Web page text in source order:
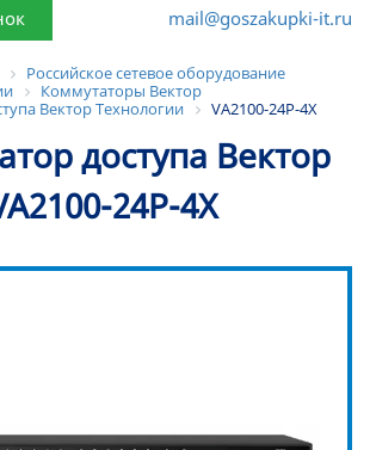
mail@goszakupki-it.ru
Российское сетевое оборудование
Коммутаторы Вектор
Вектор Технологии
VA2100-24P-4X
доступа Вектор
24P-4X